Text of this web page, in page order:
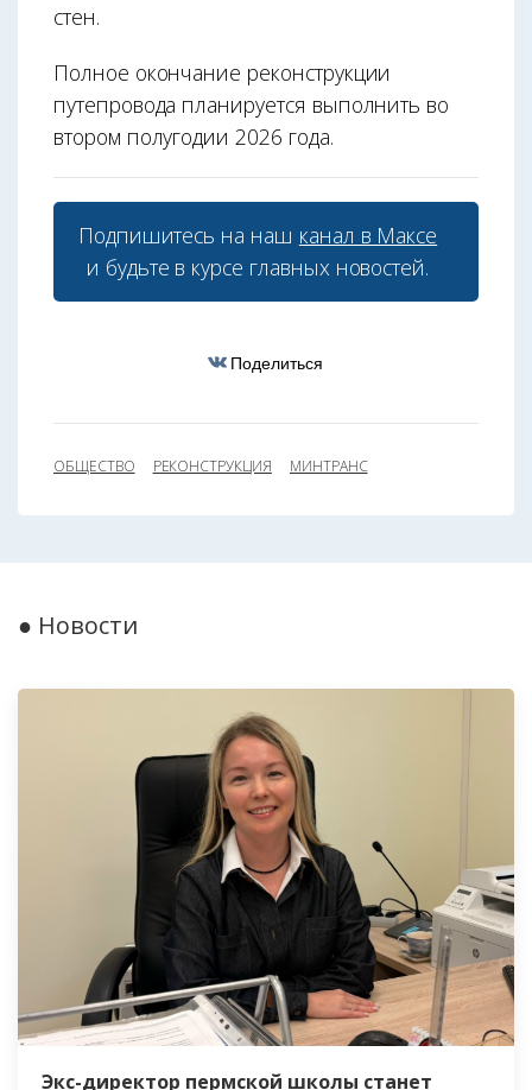
стен.
Полное окончание реконструкции
путепровода планируется выполнить во
втором полугодии 2026 года.
Подпишитесь на наш канал в Максе
и будьте в курсе главных новостей.
Поделиться
ОБЩЕСТВО РЕКОНСТРУКЦИЯ МИНТРАНС
● Новости
Экс-директор пермской школы станет